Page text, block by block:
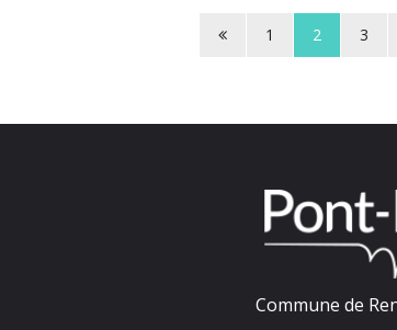
Page
précédente
1 2 3
Commune de